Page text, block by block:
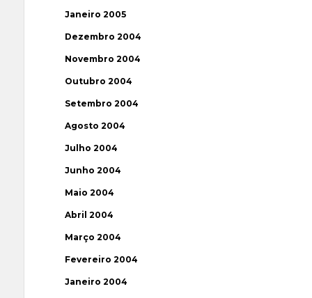
Janeiro 2005
Dezembro 2004
Novembro 2004
Outubro 2004
Setembro 2004
Agosto 2004
Julho 2004
Junho 2004
Maio 2004
Abril 2004
Março 2004
Fevereiro 2004
Janeiro 2004